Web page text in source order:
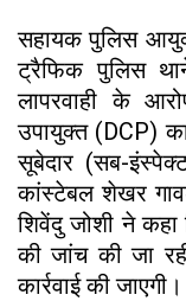
सहायक पुलिस
ट्रैफिक पुलिस
लापरवाही के
उपायुक्त (DCP)
सूबेदार (सब-
कांस्टेबल शेखर
शिवेंदु जोशी ने
की जांच की जा
कार्रवाई की जाएगी।